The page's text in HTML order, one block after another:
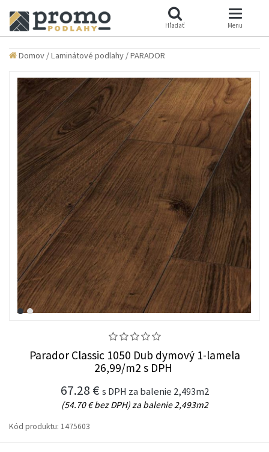
Hľadať Menu
Domov /Laminátové podlahy /PARADOR
Parador Classic 1050 Dub dymový 1-lamela
26,99/m2 s DPH
67.28 € s DPH za balenie 2,493m2
(54.70 € bez DPH) za balenie 2,493m2
Kód produktu: 1475603